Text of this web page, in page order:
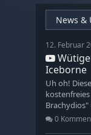
News &
12. Februar
Iceborne
Uh oh!
Brachydios"
0